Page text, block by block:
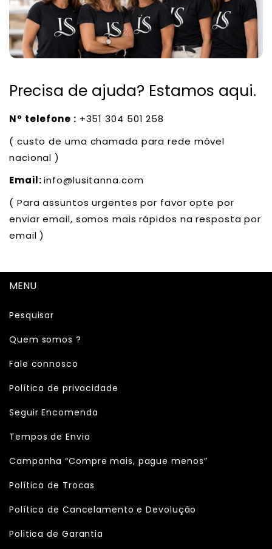
Precisa de ajuda? Estamos aqui.
Nº telefone : +351 304 501 258
( custo de uma chamada para rede móvel
nacional )
Email:info@lusitanna.com
( Para assuntos urgentes por favor opte por
enviar email, somos mais rápidos na resposta por
email )
MENU
Pesquisar
Quem somos ?
Fale connosco
Política de privacidade
Seguir Encomenda
Tempos de Envio
Campanha “Compre mais, pague menos”
Política de Trocas
Política de Cancelamento e Devolução
Politica de Garantia